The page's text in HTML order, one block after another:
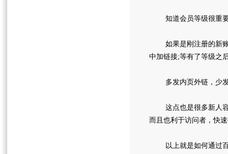
知道会员等级很重
如果是刚注册的新账
中加链接;等有了等级之
多发内页外链，少发
这点也是很多新人容
而且也利于访问者，快
以上就是如何通过百